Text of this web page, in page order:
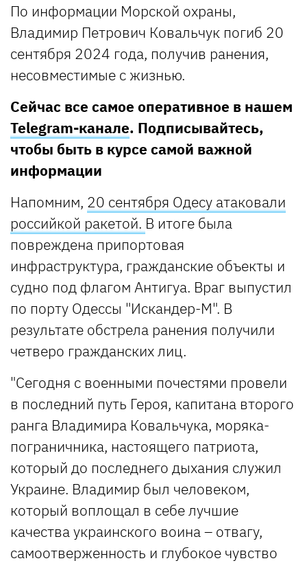
По информации Морской охраны,
Владимир Петрович Ковальчук погиб 20
сентября 2024 года, получив ранения,
несовместимые с жизнью.
Сейчас все самое оперативное в нашем
Telegram-канале. Подписывайтесь,
чтобы быть в курсе самой важной
информации
Напомним, 20 сентября Одесу атаковали
российкой ракетой. В итоге была
повреждена припортовая
инфраструктура, гражданские объекты и
судно под флагом Антигуа. Враг выпустил
по порту Одессы "Искандер-М". В
результате обстрела ранения получили
четверо гражданских лиц.
"Сегодня с военными почестями провели
в последний путь Героя, капитана второго
ранга Владимира Ковальчука, моряка-
пограничника, настоящего патриота,
который до последнего дыхания служил
Украине. Владимир был человеком,
который воплощал в себе лучшие
качества украинского воина – отвагу,
самоотверженность и глубокое чувство